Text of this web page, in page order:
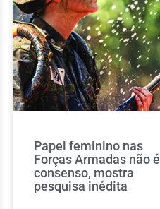
Papel feminino nas
Forças Armadas não é
consenso, mostra
pesquisa inédita